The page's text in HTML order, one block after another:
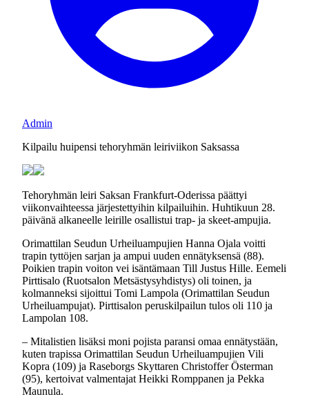
Admin
Kilpailu huipensi tehoryhmän leiriviikon Saksassa
Tehoryhmän leiri Saksan Frankfurt-Oderissa päättyi
viikonvaihteessa järjestettyihin kilpailuihin. Huhtikuun 28.
päivänä alkaneelle leirille osallistui trap- ja skeet-ampujia.
Orimattilan Seudun Urheiluampujien Hanna Ojala voitti
trapin tyttöjen sarjan ja ampui uuden ennätyksensä (88).
Poikien trapin voiton vei isäntämaan Till Justus Hille. Eemeli
Pirttisalo (Ruotsalon Metsästysyhdistys) oli toinen, ja
kolmanneksi sijoittui Tomi Lampola (Orimattilan Seudun
Urheiluampujat). Pirttisalon peruskilpailun tulos oli 110 ja
Lampolan 108.
– Mitalistien lisäksi moni pojista paransi omaa ennätystään,
kuten trapissa Orimattilan Seudun Urheiluampujien Vili
Kopra (109) ja Raseborgs Skyttaren Christoffer Österman
(95), kertoivat valmentajat Heikki Romppanen ja Pekka
Maunula.